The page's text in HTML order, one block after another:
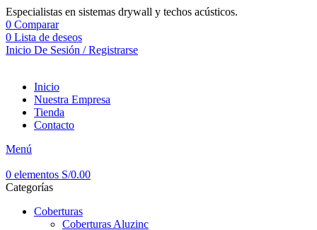
Especialistas en sistemas drywall y techos acústicos.
0 Comparar
0 Lista de deseos
Inicio De Sesión / Registrarse
Inicio
Nuestra Empresa
Tienda
Contacto
Menú
0 elementos S/0.00
Categorías
Coberturas
Coberturas Aluzinc